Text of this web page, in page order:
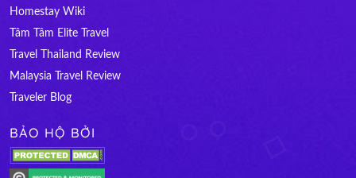
Homestay Wiki
Tâm Tâm Elite Travel
Travel Thailand Review
Malaysia Travel Review
Traveler Blog
BẢO HỘ BỞI